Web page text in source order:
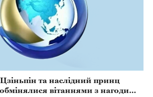
та наслідний принц
вітаннями з нагоди